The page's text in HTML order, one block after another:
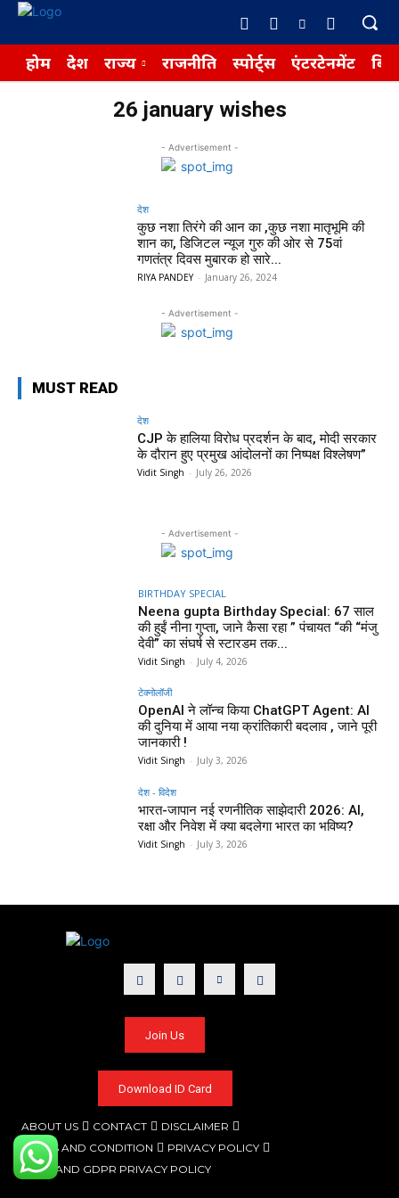
होम देश राज्य राजनीति स्पोर्ट्स एंटरटेनमेंट
26 january wishes
- Advertisement -
देश
कुछ नशा तिरंगे की आन का ,कुछ नशा मातृभूमि की
शान का, डिजिटल न्यूज गुरु की ओर से 75वां
गणतंत्र दिवस मुबारक हो सारे...
RIYA PANDEY - January 26, 2024
- Advertisement -
MUST READ
देश
CJP के हालिया विरोध प्रदर्शन के बाद, मोदी सरकार
के दौरान हुए प्रमुख आंदोलनों का निष्पक्ष विश्लेषण”
Vidit Singh - July 26, 2026
- Advertisement -
BIRTHDAY SPECIAL
Neena gupta Birthday Special: 67 साल
की हुईं नीना गुप्ता, जाने कैसा रहा ” पंचायत “की “मंजु
देवी” का संघर्ष से स्टारडम तक...
Vidit Singh - July 4, 2026
टेक्नोलॉजी
OpenAI ने लॉन्च किया ChatGPT Agent: AI
की दुनिया में आया नया क्रांतिकारी बदलाव , जाने पूरी
जानकारी !
Vidit Singh - July 3, 2026
देश - विदेश
भारत-जापान नई रणनीतिक साझेदारी 2026: AI,
रक्षा और निवेश में क्या बदलेगा भारत का भविष्य?
Vidit Singh - July 3, 2026
Join Us
Download ID Card
ABOUT US CONTACT
DISCLAIMER
TERMS AND CONDITION
PRIVACY POLICY
CCPA AND GDPR PRIVACY POLICY